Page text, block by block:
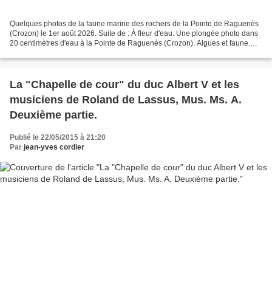
Quelques photos de la faune marine des rochers de la Pointe de Raguenès
(Crozon) le 1er août 2026. Suite de : À fleur d'eau. Une plongée photo dans
20 centimètres d'eau à la Pointe de Raguenès (Crozon). Algues et faune.
La "Chapelle de cour" du duc Albert V et les
musiciens de Roland de Lassus, Mus. Ms. A.
Deuxième partie.
Publié le 22/05/2015 à 21:20
Par jean-yves cordier